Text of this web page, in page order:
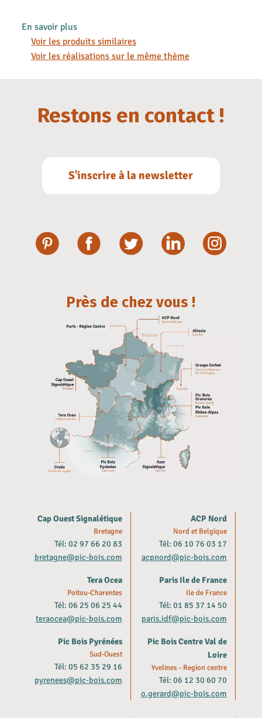
En savoir plus
Voir les produits similaires
Voir les réalisations sur le même thème
Restons en contact !
S'inscrire à la newsletter
Près de chez vous !
Cap Ouest Signalétique
Bretagne
Tél: 02 97 66 20 83
bretagne@pic-bois.com
Tera Ocea
Poitou-Charentes
Tél: 06 25 06 25 44
teraocea@pic-bois.com
Pic Bois Pyrénées
Sud-Ouest
Tél: 05 62 35 29 16
pyrenees@pic-bois.com
ACP Nord
Nord et Belgique
Tél: 06 10 76 03 17
acpnord@pic-bois.com
Paris Ile de France
Ile de France
Tél: 01 85 37 14 50
paris.idf@pic-bois.com
Pic Bois Centre Val de
Loire
Yvelines - Region centre
Tél: 06 12 30 60 70
o.gerard@pic-bois.com